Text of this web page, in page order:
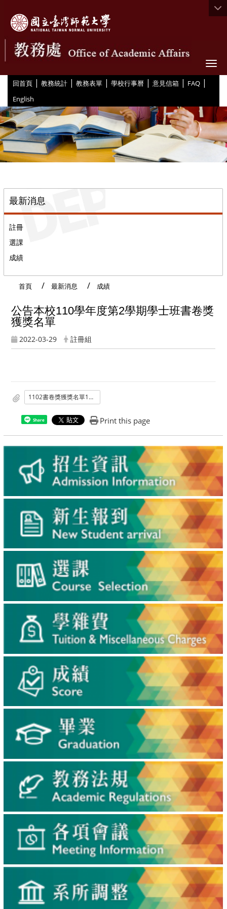
回首頁 | 教務統計 | 教務表單 | 學校行事曆 | 意見信箱 | FAQ |
English
最新消息
註冊
選課
成績
首頁 最新消息 成績
公告本校110學年度第2學期學士班書卷獎
獲獎名單
2022-03-29 註冊組
1102書卷獎獲獎名單1110329
Share Print this page